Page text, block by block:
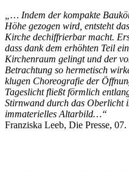
„… Indem der kompakte
Höhe gezogen wird, entsteht
Kirche dechiffrierbar macht.
dass dank dem erhöhten Teil
Kirchenraum gelingt und der
Betrachtung so hermetisch
klugen Choreografie der
Tageslicht fließt förmlich
Stirnwand durch das Oberlicht
immaterielles Altarbild…“
Franziska Leeb, Die Presse,